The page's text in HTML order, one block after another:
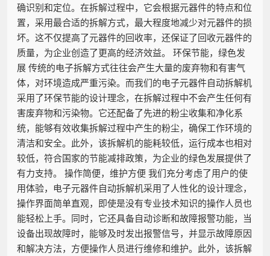
确识别和定位。在拆解过程中，它会根据元器件的特点和位
置，采用最合适的拆解方式，最大程度地减少对元器件的损
坏。这不仅提高了元器件的回收率，还保证了回收元器件的
质量，为企业创造了更高的经济效益。 环保节能，绿色发
展 传统的电子拆解方式往往会产生大量的废弃物和有害气
体，对环境造成严重污染。而我们的电子元器件自动拆解机
采用了环保节能的设计理念，在拆解过程中不会产生任何有
害废弃物和污染物。它还配备了先进的粉尘收集和净化系
统，能够有效收集拆解过程中产生的粉尘，确保工作环境的
清洁和安全。此外，该拆解机的能耗较低，运行成本也相对
较低，符合国家的节能减排政策，为企业的绿色发展提供了
有力支持。 操作简便，维护方便 我们充分考虑了用户的使
用体验，电子元器件自动拆解机采用了人性化的设计理念，
操作界面简单直观，即使是没有专业技术知识的操作人员也
能轻松上手。同时，它还具备自动诊断和故障报警功能，当
设备出现故障时，能够及时发出报警信号，并显示故障原因
和解决方法，方便操作人员进行维修和维护。此外，该拆解